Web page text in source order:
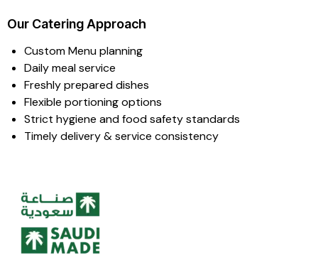
Our Catering Approach
Custom Menu planning
Daily meal service
Freshly prepared dishes
Flexible portioning options
Strict hygiene and food safety standards
Timely delivery & service consistency